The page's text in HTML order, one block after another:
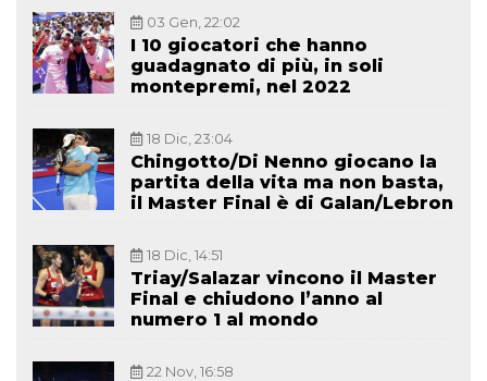
03 Gen, 22:02
I 10 giocatori che hanno
guadagnato di più, in soli
montepremi, nel 2022
18 Dic, 23:04
Chingotto/Di Nenno giocano la
partita della vita ma non basta,
il Master Final è di Galan/Lebron
18 Dic, 14:51
Triay/Salazar vincono il Master
Final e chiudono l’anno al
numero 1 al mondo
22 Nov, 16:58